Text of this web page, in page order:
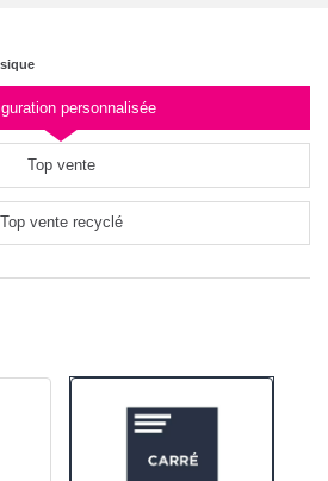
personnalisée
Top vente
Top vente recyclé